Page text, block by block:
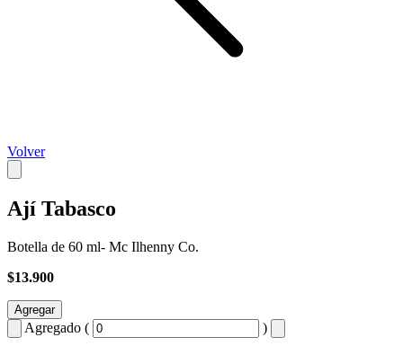
Volver
Ají Tabasco
Botella de 60 ml- Mc Ilhenny Co.
$13.900
Agregar
Agregado ( )